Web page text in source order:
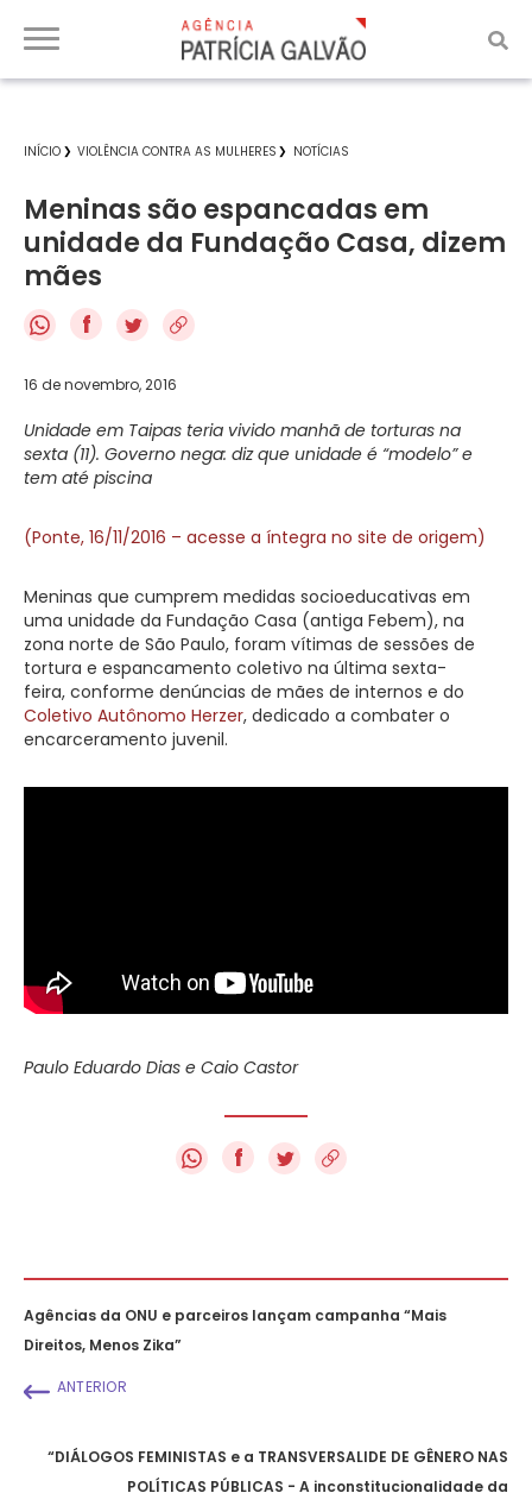
INÍCIO VIOLÊNCIA CONTRA AS MULHERES NOTÍCIAS
Meninas são espancadas em
unidade da Fundação Casa, dizem
mães
f
16 de novembro, 2016
Unidade em Taipas teria vivido manhã de torturas na
sexta (11). Governo nega: diz que unidade é “modelo” e
tem até piscina
(Ponte, 16/11/2016 – acesse a íntegra no site de origem)
Meninas que cumprem medidas socioeducativas em
uma unidade da Fundação Casa (antiga Febem), na
zona norte de São Paulo, foram vítimas de sessões de
tortura e espancamento coletivo na última sexta-
feira, conforme denúncias de mães de internos e do
Coletivo Autônomo Herzer, dedicado a combater o
encarceramento juvenil.
Paulo Eduardo Dias e Caio Castor
f
Agências da ONU e parceiros lançam campanha “Mais
Direitos, Menos Zika”
ANTERIOR
“DIÁLOGOS FEMINISTAS e a TRANSVERSALIDE DE GÊNERO NAS
POLÍTICAS PÚBLICAS - A inconstitucionalidade da